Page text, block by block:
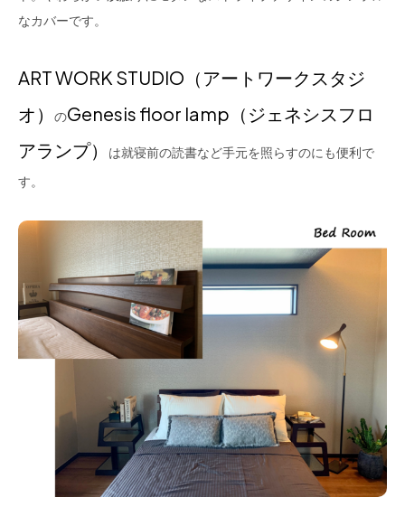
なカバーです。
ART WORK STUDIO（アートワークスタジ
オ）
のGenesis floor lamp（ジェネシスフロ
アランプ）
は就寝前の読書など手元を照らすのにも便利で
す。